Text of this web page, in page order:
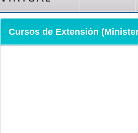
Cursos de Extensión